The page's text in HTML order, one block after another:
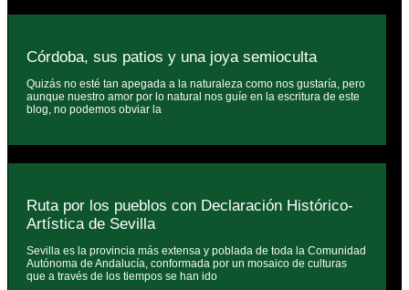
Córdoba, sus patios y una joya semioculta
Quizás no esté tan apegada a la naturaleza como nos gustaría, pero
aunque nuestro amor por lo natural nos guíe en la escritura de este
blog, no podemos obviar la
Ruta por los pueblos con Declaración Histórico-
Artística de Sevilla
Sevilla es la provincia más extensa y poblada de toda la Comunidad
Autónoma de Andalucía, conformada por un mosaico de culturas
que a través de los tiempos se han ido